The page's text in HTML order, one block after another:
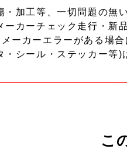
・加工等、一切問題の無
ーカーチェック走行・新
ーカーエラーがある場
シール・ステッカー等)
こ